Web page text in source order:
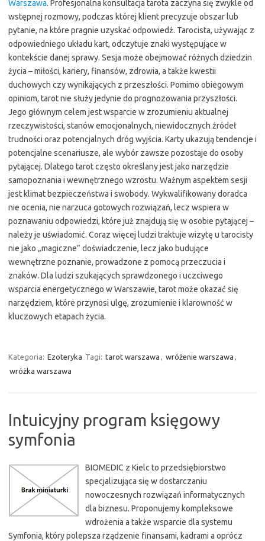
Warszawa. Profesjonalna konsultacja tarota zaczyna się zwykle od
wstępnej rozmowy, podczas której klient precyzuje obszar lub
pytanie, na które pragnie uzyskać odpowiedź. Tarocista, używając z
odpowiedniego układu kart, odczytuje znaki występujące w
kontekście danej sprawy. Sesja może obejmować różnych dziedzin
życia – miłości, kariery, finansów, zdrowia, a także kwestii
duchowych czy wynikających z przeszłości. Pomimo obiegowym
opiniom, tarot nie służy jedynie do prognozowania przyszłości.
Jego głównym celem jest wsparcie w zrozumieniu aktualnej
rzeczywistości, stanów emocjonalnych, niewidocznych źródeł
trudności oraz potencjalnych dróg wyjścia. Karty ukazują tendencje i
potencjalne scenariusze, ale wybór zawsze pozostaje do osoby
pytającej. Dlatego tarot często określany jest jako narzędzie
samopoznania i wewnętrznego wzrostu. Ważnym aspektem sesji
jest klimat bezpieczeństwa i swobody. Wykwalifikowany doradca
nie ocenia, nie narzuca gotowych rozwiązań, lecz wspiera w
poznawaniu odpowiedzi, które już znajdują się w osobie pytającej –
należy je uświadomić. Coraz więcej ludzi traktuje wizytę u tarocisty
nie jako „magiczne” doświadczenie, lecz jako budujące
wewnętrzne poznanie, prowadzone z pomocą przeczucia i
znaków. Dla ludzi szukających sprawdzonego i uczciwego
wsparcia energetycznego w Warszawie, tarot może okazać się
narzędziem, które przynosi ulgę, zrozumienie i klarowność w
kluczowych etapach życia.
Kategoria: Ezoteryka Tagi: tarot warszawa , wróżenie warszawa ,
wróżka warszawa
Intuicyjny program księgowy
symfonia
BIOMEDIC z Kielc to przedsiębiorstwo
specjalizująca się w dostarczaniu
nowoczesnych rozwiązań informatycznych
dla biznesu. Proponujemy kompleksowe
wdrożenia a także wsparcie dla systemu
Symfonia, który polepsza rządzenie finansami, kadrami a oprócz